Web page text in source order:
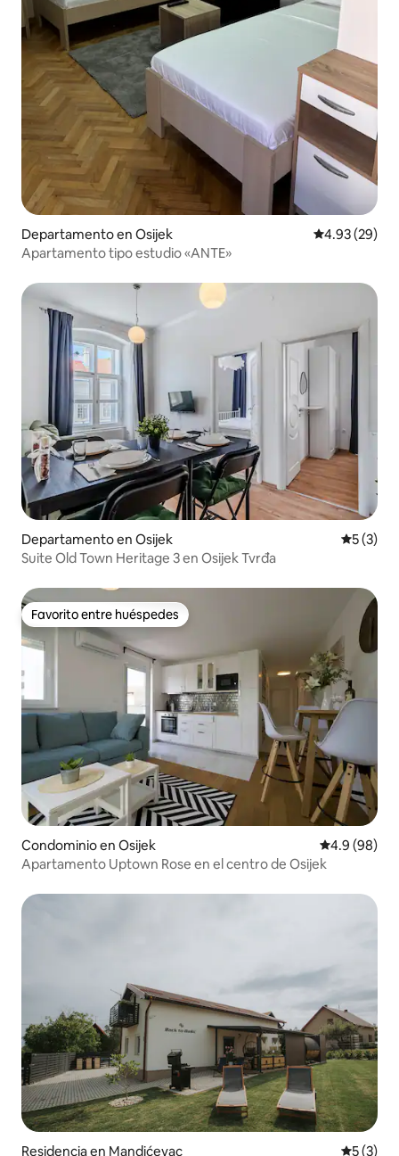
Departamento en Osijek Calificación
4.93 (29)
Apartamento tipo estudio «ANTE»
Departamento en Osijek
5 (3)
Suite Old Town Heritage 3 en Osijek Tvrđa
Favorito entre huéspedes
Favorito entre huéspedes
Condominio en Osijek Calificación
4.9 (98)
Apartamento Uptown Rose en el centro de Osijek
Residencia en Mandićevac 5 (3)